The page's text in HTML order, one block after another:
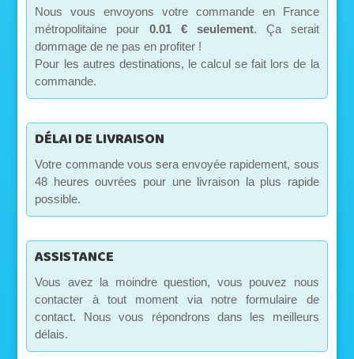
Nous vous envoyons votre commande en France
métropolitaine pour 0.01 € seulement. Ça serait
dommage de ne pas en profiter !
Pour les autres destinations, le calcul se fait lors de la
commande.
DÉLAI DE LIVRAISON
Votre commande vous sera envoyée rapidement, sous
48 heures ouvrées pour une livraison la plus rapide
possible.
ASSISTANCE
Vous avez la moindre question, vous pouvez nous
contacter à tout moment via notre formulaire de
contact. Nous vous répondrons dans les meilleurs
délais.